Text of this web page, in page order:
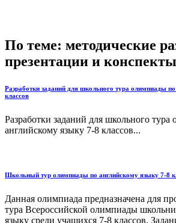
По теме: методические
презентации и конспекты
Разработки заданий для школьного тура олимпиады
классов
Разработки заданий для школьного
английскому языку 7-8 классов...
Школьный тур олимпиады по английскому языку 7-8
Данная олимпиада предназначена для
тура Всероссийской олимпиады
языку среди учащихся 7-8 классов.